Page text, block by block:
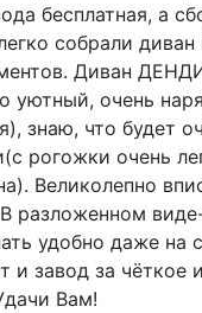
бесплатная, а
собрали
Диван
уютный, очень
знаю, что будет
рогожки очень
Великолепно
разложенном
удобно даже на
и завод за чёткое
Вам!